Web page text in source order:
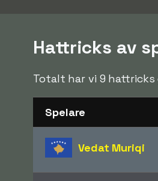
Hattricks av
Totalt har vi 9 hattricks
Spelare
Vedat Muriqi